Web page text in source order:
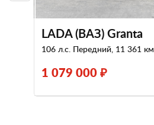
LADA (ВАЗ) Granta
106 л.с. Передний, 11 361 км
1 079 000 ₽